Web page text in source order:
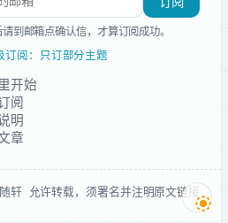
到邮箱点确认信，才算订阅成功。
订阅：只订部分主题
开始
阅
明
章
轩 允许转载，须署名并注明原文链接